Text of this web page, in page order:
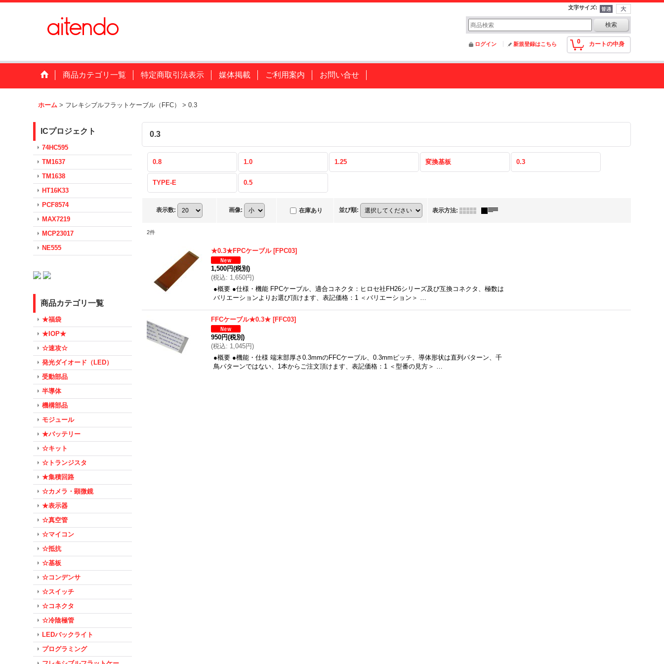
文字サイズ:
0 カートの中身
ログイン 新規登録はこちら
商品カテゴリ一覧 特定商取引法表示 媒体掲載 ご利用案内 お問い合せ
ホーム > フレキシブルフラットケーブル（FFC） > 0.3
ICプロジェクト
74HC595
TM1637
TM1638
HT16K33
PCF8574
MAX7219
MCP23017
NE555
商品カテゴリ一覧
★福袋
★IOP★
☆速攻☆
発光ダイオード（LED）
受動部品
半導体
機構部品
モジュール
★バッテリー
☆キット
☆トランジスタ
★集積回路
☆カメラ・顕微鏡
★表示器
☆真空管
☆マイコン
☆抵抗
☆基板
☆コンデンサ
☆スイッチ
☆コネクタ
☆冷陰極管
LEDバックライト
プログラミング
0.3
0.8 1.0 1.25 変換基板 0.3
TYPE-E 0.5
表示数: 画像: 在庫あり 並び順: 表示方法:
2件
★0.3★FPCケーブル [FPC03]
1,500円(税別)
(税込: 1,650円)
●概要 ●仕様・機能 FPCケーブル、適合コネクタ：ヒロセ社FH26シリーズ及び互換コネクタ、極数は
バリエーションよりお選び頂けます、表記価格：1 ＜バリエーション＞ …
FFCケーブル★0.3★ [FFC03]
950円(税別)
(税込: 1,045円)
●概要 ●機能・仕様 端末部厚さ0.3mmのFFCケーブル、0.3mmピッチ、導体形状は直列パターン、千
鳥パターンではない、1本からご注文頂けます、表記価格：1 ＜型番の見方＞ …